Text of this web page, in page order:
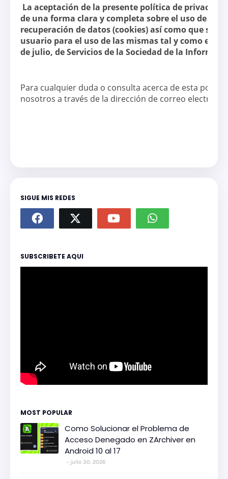
La aceptación de la presente política de
de una forma clara y completa sobre el uso de
recuperación de datos (cookies) así como que
usuario para el uso de las mismas tal y como
de julio, de Servicios de la Sociedad de la
Para cualquier duda o consulta acerca de esta
nosotros a través de la dirección de correo
SIGUE MIS REDES
SUBSCRIBETE AQUI
MOST POPULAR
Como Solucionar el Problema de
Acceso Denegado en ZArchiver en
Android 10 al 17
julio 30, 2026